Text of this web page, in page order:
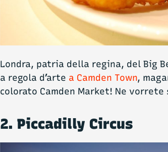
Londra, patria della regina, del Big
a regola d’arte a Camden Town,
colorato Camden Market! Ne
2. Piccadilly Circus